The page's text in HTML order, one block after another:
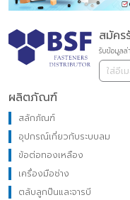
สมัคร
รับข้อมูลล่
ผลิตภัณฑ์
สลักภัณฑ์
อุปกรณ์เกี่ยวกับระบบลม
ข้อต่อทองเหลือง
เครื่องมือช่าง
ตลับลูกปืนและจารบี